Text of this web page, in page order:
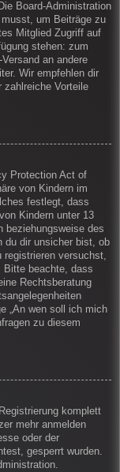
Board-Administration
um Beiträge zu
Mitglied Zugriff auf
stehen: zum
an andere
Wir empfehlen dir
zahlreiche Vorteile
Protection Act of
von Kindern im
festlegt, dass
Kindern unter 13
beziehungsweise des
du dir unsicher bist, ob
registrieren versuchst,
Bitte beachte, dass
Rechtsberatung
„An wen soll ich mich
zu diesem
komplett
mehr anmelden
oder der
gesperrt wurden.